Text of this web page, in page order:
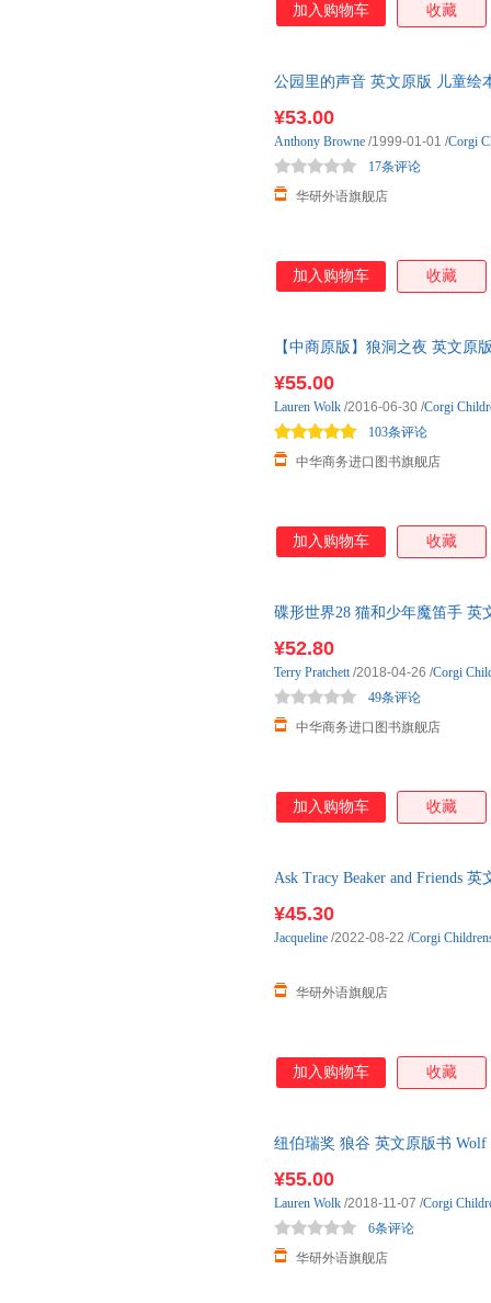
加入购物车 收藏
公园里的声音 英文原版 儿童绘
¥53.00
华研外语旗舰店
17条评论
Anthony Browne /1999-01-01 /Corgi
加入购物车 收藏
【中商原版】狼洞之夜 英文原
¥55.00
中华商务进口图书旗舰店
103条评论
Lauren Wolk /2016-06-30 /Corgi
加入购物车 收藏
碟形世界28 猫和少年魔笛手 英
¥52.80
中华商务进口图书旗舰店
49条评论
Terry Pratchett/2018-04-26 /Corgi
加入购物车 收藏
Ask Tracy Beaker and Friends
¥45.30
华研外语旗舰店
Jacqueline /2022-08-22 /Corgi
加入购物车 收藏
纽伯瑞奖 狼谷 英文原版书
¥55.00
华研外语旗舰店
6条评论
Lauren Wolk /2018-11-07 /Corgi